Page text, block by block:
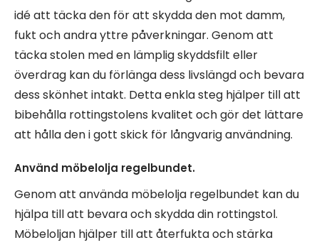
idé att täcka den för att skydda den mot damm,
fukt och andra yttre påverkningar. Genom att
täcka stolen med en lämplig skyddsfilt eller
överdrag kan du förlänga dess livslängd och bevara
dess skönhet intakt. Detta enkla steg hjälper till att
bibehålla rottingstolens kvalitet och gör det lättare
att hålla den i gott skick för långvarig användning.
Använd möbelolja regelbundet.
Genom att använda möbelolja regelbundet kan du
hjälpa till att bevara och skydda din rottingstol.
Möbeloljan hjälper till att återfukta och stärka